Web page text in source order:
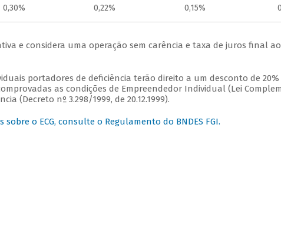
0,30% 0,22% 0,15%
e considera uma operação sem carência e taxa de juros final
portadores de deficiência terão direito a um desconto de 20%
as condições de Empreendedor Individual (Lei
(Decreto nº 3.298/1999, de 20.12.1999).
o ECG, consulte o Regulamento do BNDES FGI.